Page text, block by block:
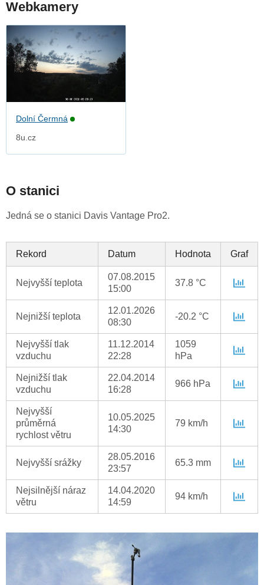
Webkamery
Dolní Čermná
8u.cz
O stanici
Jedná se o stanici Davis Vantage Pro2.
Rekord Datum Hodnota Graf
Nejvyšší teplota
07.08.2015
15:00
37.8 °C
Nejnižší teplota
12.01.2026
08:30
-20.2 °C
Nejvyšší tlak
vzduchu
11.12.2014
22:28
1059
hPa
Nejnižší tlak
vzduchu
22.04.2014
16:28
966 hPa
Nejvyšší
průměrná
rychlost větru
10.05.2025
14:30
79 km/h
Nejvyšší srážky
28.05.2016
23:57
65.3 mm
Nejsilnější náraz
větru
14.04.2020
14:59
94 km/h